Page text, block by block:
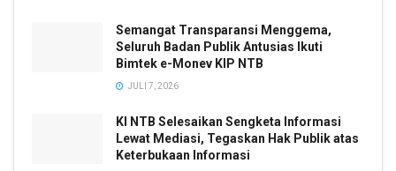
Semangat Transparansi Menggema,
Seluruh Badan Publik Antusias Ikuti
Bimtek e-Monev KIP NTB
JULI 7, 2026
KI NTB Selesaikan Sengketa Informasi
Lewat Mediasi, Tegaskan Hak Publik atas
Keterbukaan Informasi